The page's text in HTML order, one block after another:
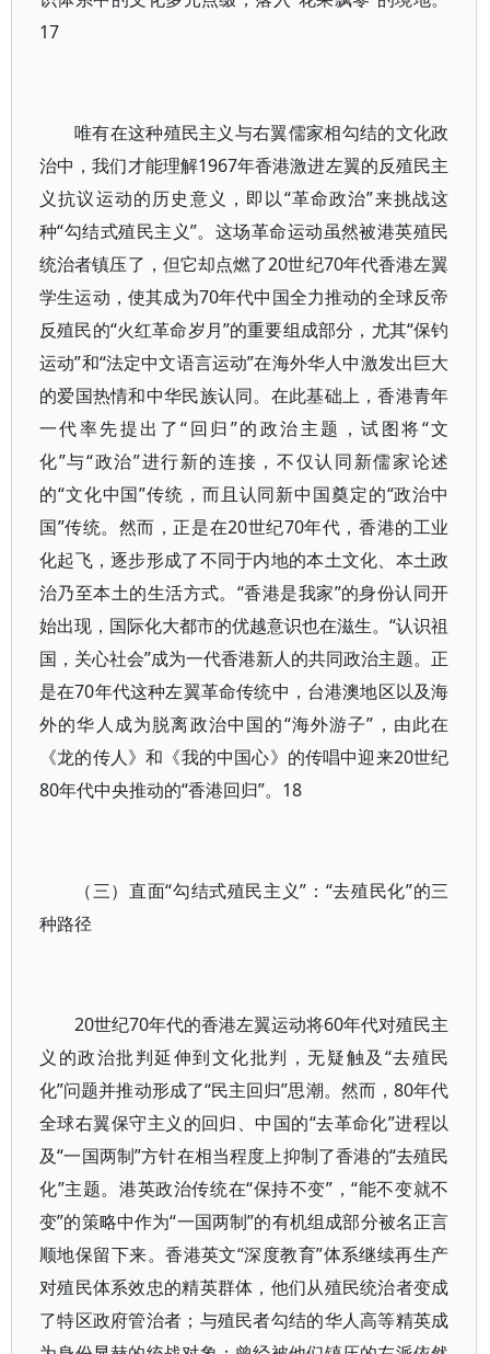
17
唯有在这种殖民主义与右翼儒家相勾结的文化政
治中，我们才能理解1967年香港激进左翼的反殖民主
义抗议运动的历史意义，即以“革命政治”来挑战这
种“勾结式殖民主义”。这场革命运动虽然被港英殖民
统治者镇压了，但它却点燃了20世纪70年代香港左翼
学生运动，使其成为70年代中国全力推动的全球反帝
反殖民的“火红革命岁月”的重要组成部分，尤其“保钓
运动”和“法定中文语言运动”在海外华人中激发出巨大
的爱国热情和中华民族认同。在此基础上，香港青年
一代率先提出了“回归”的政治主题，试图将“文
化”与“政治”进行新的连接，不仅认同新儒家论述
的“文化中国”传统，而且认同新中国奠定的“政治中
国”传统。然而，正是在20世纪70年代，香港的工业
化起飞，逐步形成了不同于内地的本土文化、本土政
治乃至本土的生活方式。“香港是我家”的身份认同开
始出现，国际化大都市的优越意识也在滋生。“认识祖
国，关心社会”成为一代香港新人的共同政治主题。正
是在70年代这种左翼革命传统中，台港澳地区以及海
外的华人成为脱离政治中国的“海外游子”，由此在
《龙的传人》和《我的中国心》的传唱中迎来20世纪
80年代中央推动的“香港回归”。18
（三）直面“勾结式殖民主义”：“去殖民化”的三
种路径
20世纪70年代的香港左翼运动将60年代对殖民主
义的政治批判延伸到文化批判，无疑触及“去殖民
化”问题并推动形成了“民主回归”思潮。然而，80年代
全球右翼保守主义的回归、中国的“去革命化”进程以
及“一国两制”方针在相当程度上抑制了香港的“去殖民
化”主题。港英政治传统在“保持不变”，“能不变就不
变”的策略中作为“一国两制”的有机组成部分被名正言
顺地保留下来。香港英文“深度教育”体系继续再生产
对殖民体系效忠的精英群体，他们从殖民统治者变成
了特区政府管治者；与殖民者勾结的华人高等精英成